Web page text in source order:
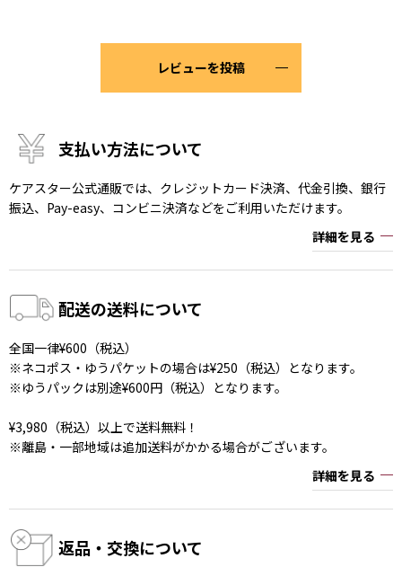
レビューを投稿
支払い方法について
ケアスター公式通販では、クレジットカード決済、代金引換、銀行
振込、Pay-easy、コンビニ決済などをご利用いただけます。
詳細を見る
配送の送料について
全国一律¥600（税込）
※ネコポス・ゆうパケットの場合は¥250（税込）となります。
※ゆうパックは別途¥600円（税込）となります。
¥3,980（税込）以上で送料無料！
※離島・一部地域は追加送料がかかる場合がございます。
詳細を見る
返品・交換について